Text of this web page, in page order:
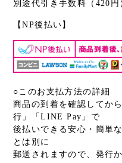
別途代引き手数料（420円
【NP後払い】
○このお支払方法の詳細
商品の到着を確認してか
行」「LINE Pay」で
後払いできる安心・簡単
とは別に
郵送されますので、発行